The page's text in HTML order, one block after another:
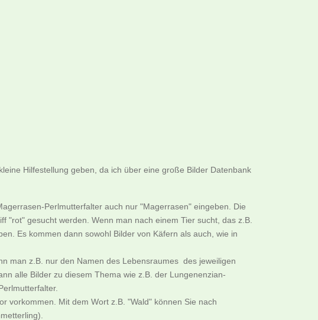
Hilfestellung geben, da ich über eine große Bilder Datenbank
Perlmutterfalter auch nur "Magerrasen" eingeben. Die
"rot" gesucht werden. Wenn man nach einem Tier sucht, das z.B.
Es kommen dann sowohl Bilder von Käfern als auch, wie in
man z.B. nur den Namen des Lebensraumes des jeweiligen
alle Bilder zu diesem Thema wie z.B. der Lungenenzian-
vorkommen. Mit dem Wort z.B. "Wald" können Sie nach